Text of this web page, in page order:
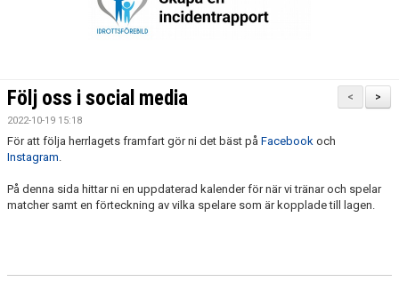
BILDGALLERI
DOKUMENT
NYHETSARKIV
>
<
Följ oss i social media
2022-10-19 15:18
För att följa herrlagets framfart gör ni det bäst på Facebook och
Instagram.
På denna sida hittar ni en uppdaterad kalender för när vi tränar och spelar
matcher samt en förteckning av vilka spelare som är kopplade till lagen.